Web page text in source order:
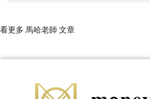
看更多 馬哈老師 文章